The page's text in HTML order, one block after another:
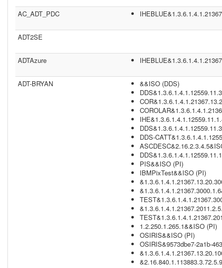
AC_ADT_PDC
ADT2SE
ADTAzure
ADT-BRYAN
&&ISO (DDS)
DDS-
PIS&&ISO (PI)
IBMPixTest&&ISO (PI)
1.2.250.1.265.1&&ISO (PI)
OSIRIS&&ISO (PI)
OSIRIS&9573dbe7-2a1b-